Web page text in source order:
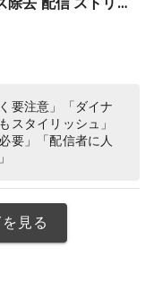
演奏 録音 レコーデ
実況 ゲーム ゲーミ
【国内正規品/メー
要注意」「ダイナ
スタイリッシュ」
要」「配信者に人
見る